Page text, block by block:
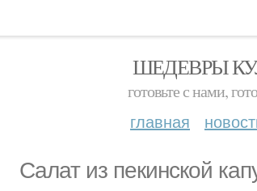
ШЕДЕВРЫ
готовьте с нами,
главная
Салат из пекинской